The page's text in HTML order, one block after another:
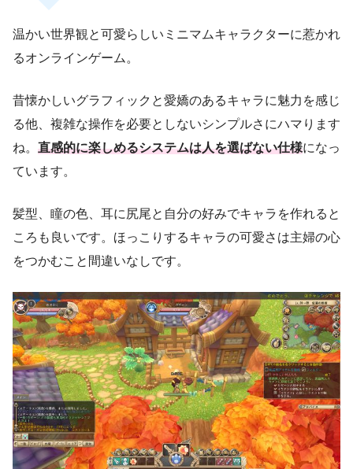
温かい世界観と可愛らしいミニマムキャラクターに惹かれ
るオンラインゲーム。
昔懐かしいグラフィックと愛嬌のあるキャラに魅力を感じ
る他、複雑な操作を必要としないシンプルさにハマります
ね。 直感的に楽しめるシステムは人を選ばない仕様になっ
ています。
髪型、瞳の色、耳に尻尾と自分の好みでキャラを作れると
ころも良いです。ほっこりするキャラの可愛さは主婦の心
をつかむこと間違いなしです。